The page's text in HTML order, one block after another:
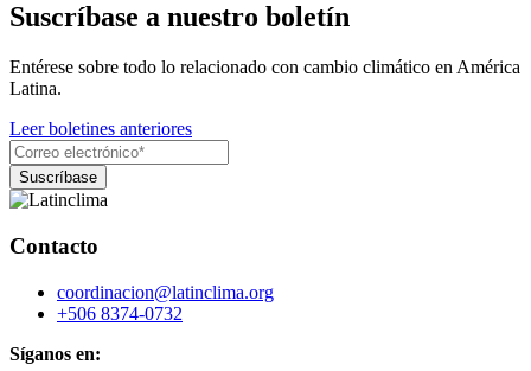
Suscríbase a nuestro boletín
Entérese sobre todo lo relacionado con cambio climático en América
Latina.
Leer boletines anteriores
Contacto
coordinacion@latinclima.org
+506 8374-0732
Síganos en: